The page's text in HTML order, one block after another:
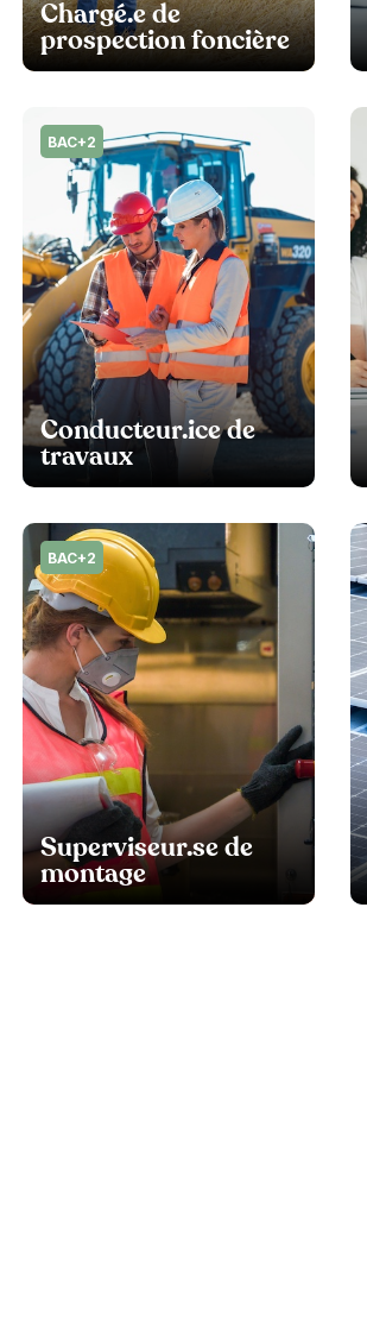
Chargé.e de
prospection foncière
BAC+2
Conducteur.ice de
travaux
BAC+2
Superviseur.se de
montage